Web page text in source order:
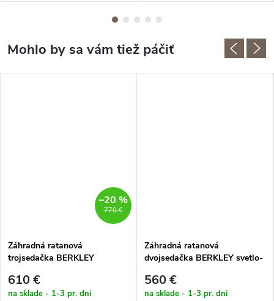
770 €
–20 %
Záhradná ratanová
trojsedačka BERKLEY
610 €
na sklade - 1-3 pr. dni
Záhradná ratanová
dvojsedačka BERKLEY svetlo-
560 €
na sklade - 1-3 pr. dni